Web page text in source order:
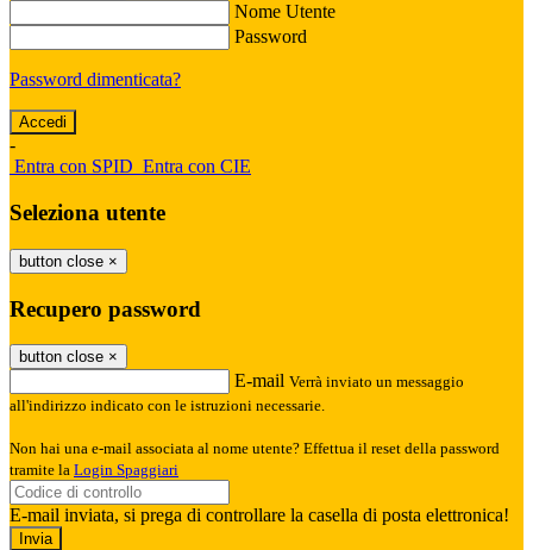
Nome Utente
Password
Password dimenticata?
-
Entra con SPID Entra con CIE
Seleziona utente
button close ×
Recupero password
button close ×
E-mail Verrà inviato un messaggio
all'indirizzo indicato con le istruzioni necessarie.
Non hai una e-mail associata al nome utente? Effettua il reset della password
tramite la Login Spaggiari
E-mail inviata, si prega di controllare la casella di posta elettronica!